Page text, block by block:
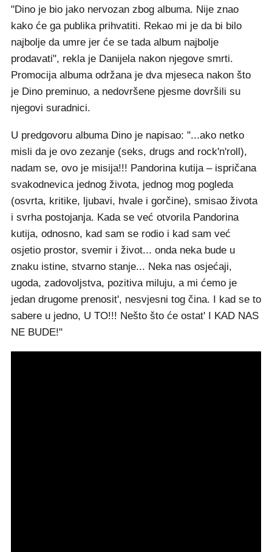
"Dino je bio jako nervozan zbog albuma. Nije znao
kako će ga publika prihvatiti. Rekao mi je da bi bilo
najbolje da umre jer će se tada album najbolje
prodavati", rekla je Danijela nakon njegove smrti.
Promocija albuma održana je dva mjeseca nakon što
je Dino preminuo, a nedovršene pjesme dovršili su
njegovi suradnici.
U predgovoru albuma Dino je napisao: "...ako netko
misli da je ovo zezanje (seks, drugs and rock'n'roll),
nadam se, ovo je misija!!! Pandorina kutija – ispričana
svakodnevica jednog života, jednog mog pogleda
(osvrta, kritike, ljubavi, hvale i gorčine), smisao života
i svrha postojanja. Kada se već otvorila Pandorina
kutija, odnosno, kad sam se rodio i kad sam već
osjetio prostor, svemir i život... onda neka bude u
znaku istine, stvarno stanje... Neka nas osjećaji,
ugoda, zadovoljstva, pozitiva miluju, a mi ćemo je
jedan drugome prenosit', nesvjesni tog čina. I kad se to
sabere u jedno, U TO!!! Nešto što će ostat' I KAD NAS
NE BUDE!"